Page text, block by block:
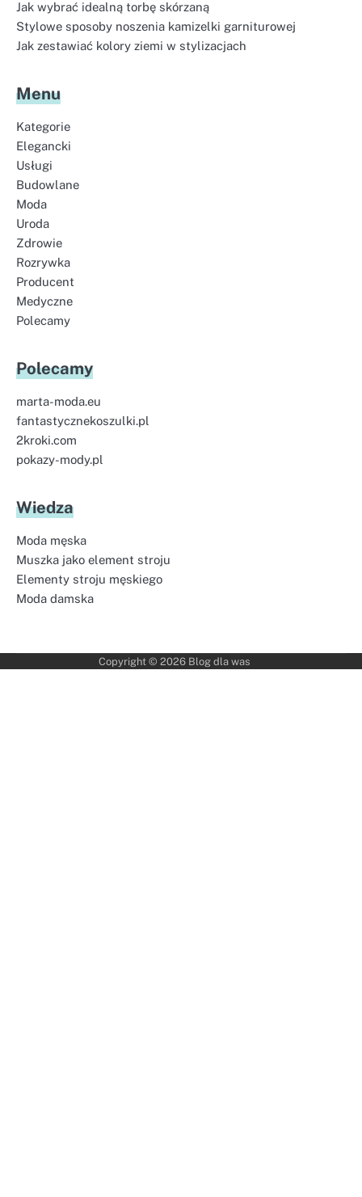
Jak wybrać idealną torbę skórzaną
Stylowe sposoby noszenia kamizelki garniturowej
Jak zestawiać kolory ziemi w stylizacjach
Menu
Kategorie
Elegancki
Usługi
Budowlane
Moda
Uroda
Zdrowie
Rozrywka
Producent
Medyczne
Polecamy
Polecamy
marta-moda.eu
fantastycznekoszulki.pl
2kroki.com
pokazy-mody.pl
Wiedza
Moda męska
Muszka jako element stroju
Elementy stroju męskiego
Moda damska
Copyright © 2026 Blog dla was